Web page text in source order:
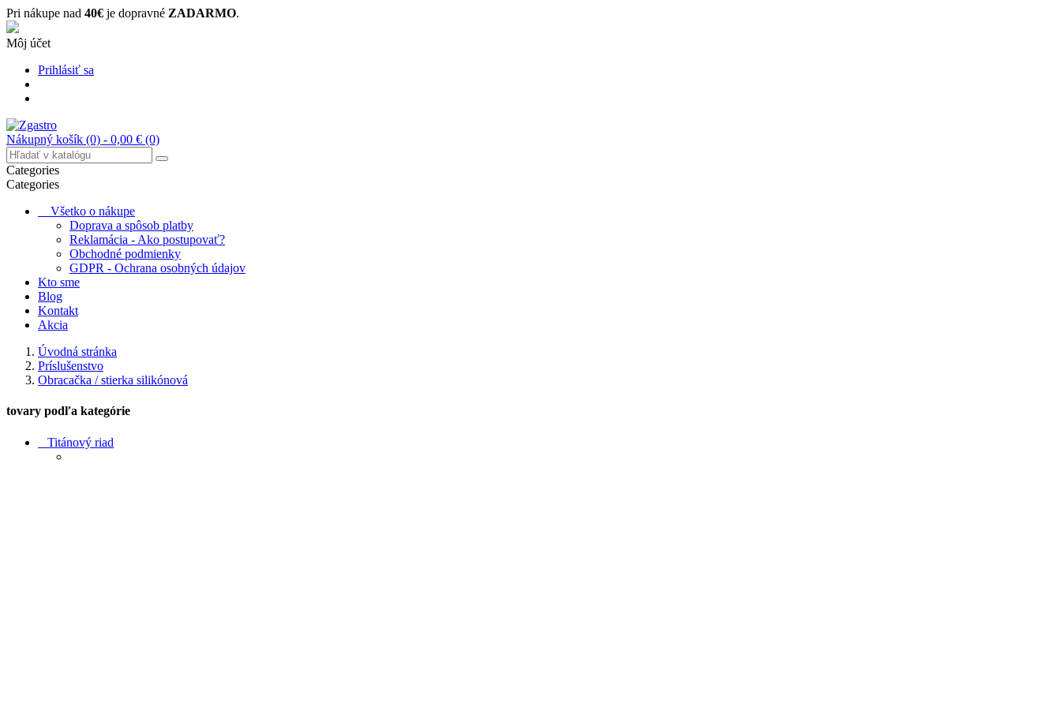
Pri nákupe nad 40€ je dopravné ZADARMO.
Môj účet
Prihlásiť sa
Nákupný košík (0) - 0,00 € (0)
Categories
Categories
Všetko o nákupe
Doprava a spôsob platby
Reklamácia - Ako postupovať?
Obchodné podmienky
GDPR - Ochrana osobných údajov
Kto sme
Blog
Kontakt
Akcia
Úvodná stránka
Príslušenstvo
Obracačka / stierka silikónová
tovary podľa kategórie
Titánový riad